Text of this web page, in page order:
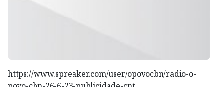
https://www.spreaker.com/user/opovocbn/radio-o-